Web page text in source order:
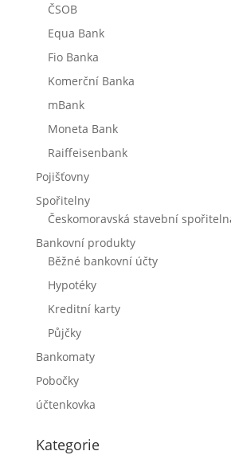
ČSOB
Equa Bank
Fio Banka
Komerční Banka
mBank
Moneta Bank
Raiffeisenbank
Pojišťovny
Spořitelny
Českomoravská stavební
Bankovní produkty
Běžné bankovní účty
Hypotéky
Kreditní karty
Půjčky
Bankomaty
Pobočky
účtenkovka
Kategorie